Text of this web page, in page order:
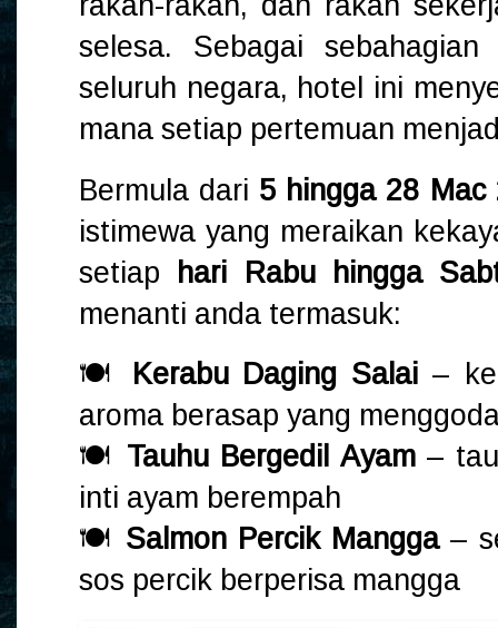
selesa. Sebagai
seluruh negara, hotel ini
mana setiap pertemuan
Bermula dari 5 hingga 28 Mac
istimewa yang meraikan
setiap
hari Rabu hingga
menanti anda termasuk:
🍽️
Kerabu Daging Salai –
aroma berasap yang
🍽️ Tauhu Bergedil Ayam–
inti ayam berempah
🍽️ Salmon Percik Mangga–
sos percik berperisa mangga